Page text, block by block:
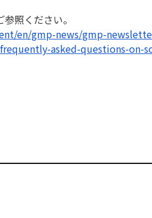
照ください。
en/gmp-news/gmp-
asked-questions-on-